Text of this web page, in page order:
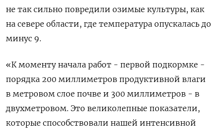
не так сильно повредили озимые культуры, как
на севере области, где температура опускалась до
минус 9.
«К моменту начала работ - первой подкормке -
порядка 200 миллиметров продуктивной влаги
в метровом слое почве и 300 миллиметров - в
двухметровом. Это великолепные показатели,
которые способствовали нашей интенсивной